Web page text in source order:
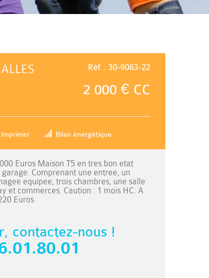
Réf : 30-9063-22
2 000 € CC
Imprimer Bilan énergétique
Euros Maison T5 en tres bon etat
Comprenant une entree, un
equipee, trois chambres, une salle
et commerces. Caution : 1 mois HC. A
Euros
contactez-nous !